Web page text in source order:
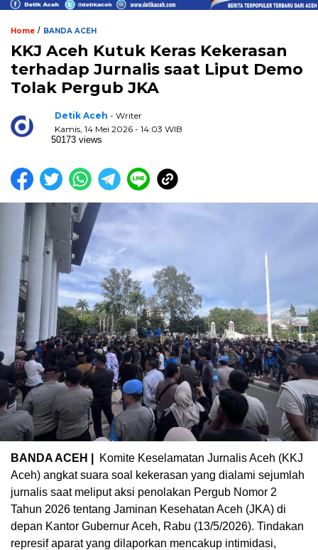
Home / BANDA ACEH
KKJ Aceh Kutuk Keras Kekerasan
terhadap Jurnalis saat Liput Demo
Tolak Pergub JKA
Detik Aceh - Writer
Kamis, 14 Mei 2026 - 14:03 WIB
50173 views
BANDA ACEH |
Komite Keselamatan Jurnalis Aceh (KKJ
Aceh) angkat suara soal kekerasan yang dialami sejumlah
jurnalis saat meliput aksi penolakan Pergub Nomor 2
Tahun 2026 tentang Jaminan Kesehatan Aceh (JKA) di
depan Kantor Gubernur Aceh, Rabu (13/5/2026). Tindakan
represif aparat yang dilaporkan mencakup intimidasi,